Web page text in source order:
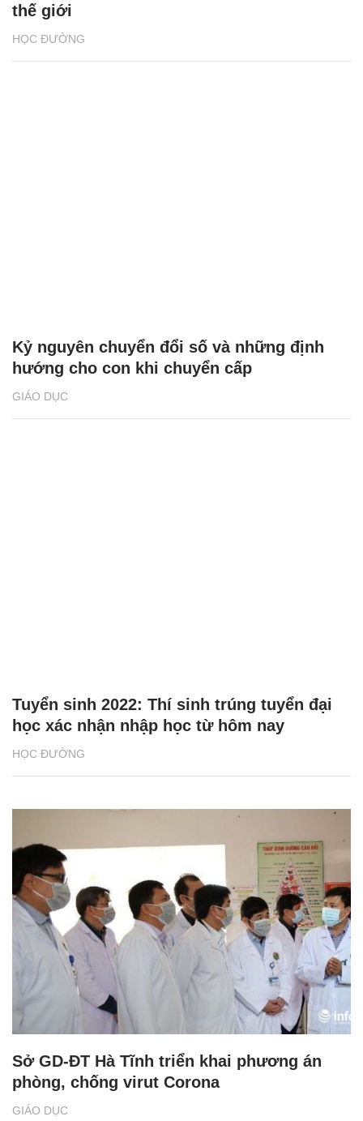
HỌC ĐƯỜNG
thế giới
GIÁO DỤC
Kỷ nguyên chuyển đổi số và những định
hướng cho con khi chuyển cấp
HỌC ĐƯỜNG
Tuyển sinh 2022: Thí sinh trúng tuyển đại
học xác nhận nhập học từ hôm nay
GIÁO DỤC
Sở GD-ĐT Hà Tĩnh triển khai phương án
phòng, chống virut Corona